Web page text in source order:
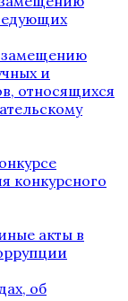
замещению
и
относящихся
конкурсного
акты в
об